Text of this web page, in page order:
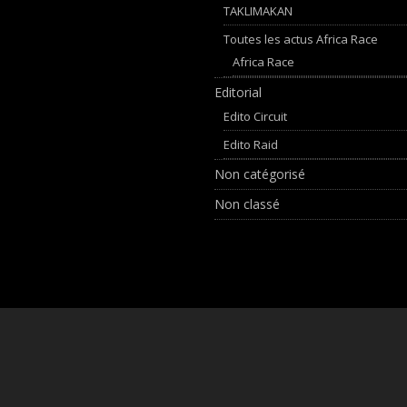
TAKLIMAKAN
Toutes les actus Africa Race
Africa Race
Editorial
Edito Circuit
Edito Raid
Non catégorisé
Non classé